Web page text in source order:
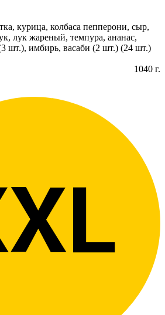
курица, колбаса пепперони, сыр,
лук жареный, темпура, ананас,
шт.), имбирь, васаби (2 шт.) (24 шт.)
1040 г.